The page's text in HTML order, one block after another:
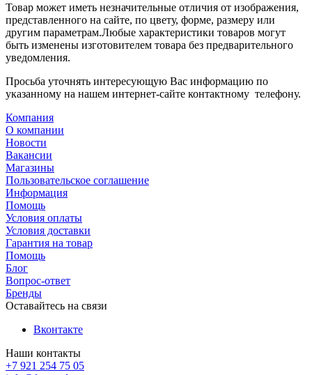
Товар может иметь незначительные отличия от изображения,
представленного на сайте, по цвету, форме, размеру или
другим параметрам.Любые характеристики товаров могут
быть изменены изготовителем товара без предварительного
уведомления.
Просьба уточнять интересующую Вас информацию по
указанному на нашем интернет-сайте контактному телефону.
Компания
О компании
Новости
Вакансии
Магазины
Пользовательское соглашение
Информация
Помощь
Условия оплаты
Условия доставки
Гарантия на товар
Помощь
Блог
Вопрос-ответ
Бренды
Оставайтесь на связи
Вконтакте
Наши контакты
+7 921 254 75 05